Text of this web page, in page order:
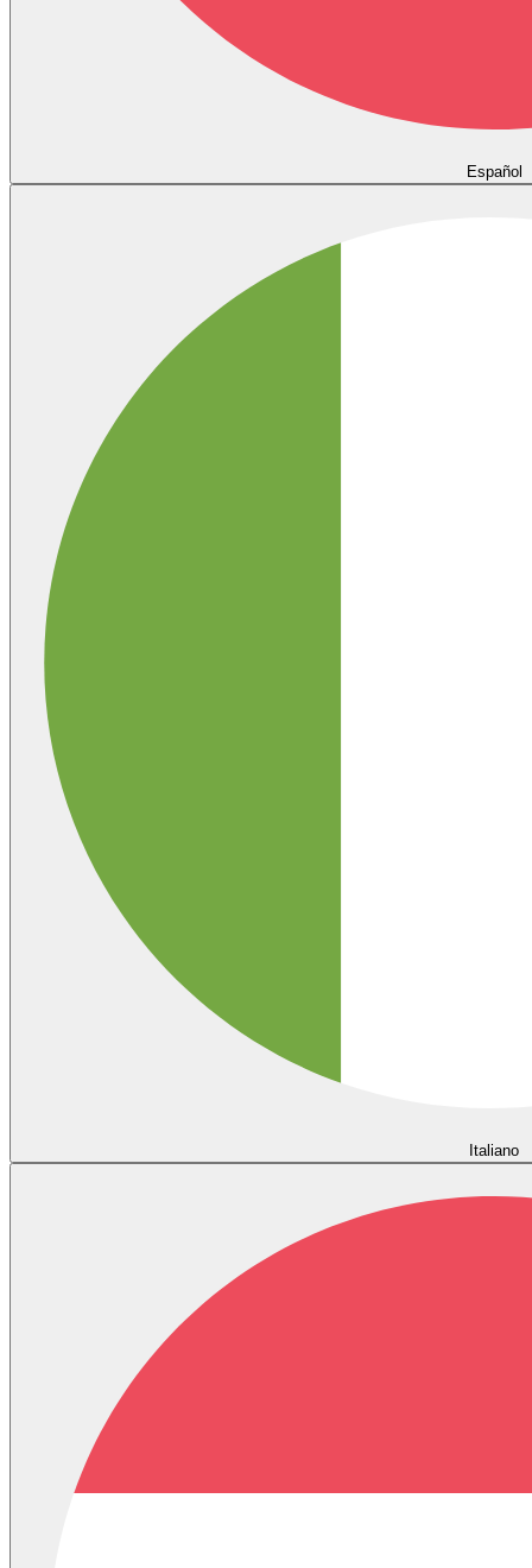
Español
Italiano